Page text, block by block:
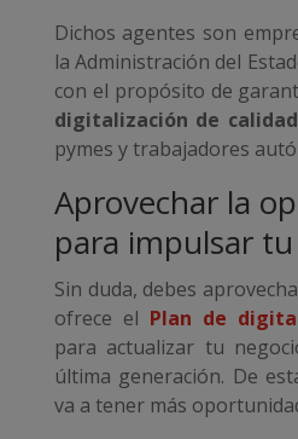
Dichos agentes son
la Administración del
con el propósito de
digitalización de calidad
pymes y trabajadores
Aprovechar la
para impulsar
Sin duda, debes
ofrece el Plan de
para actualizar tu
última generación. De
va a tener más